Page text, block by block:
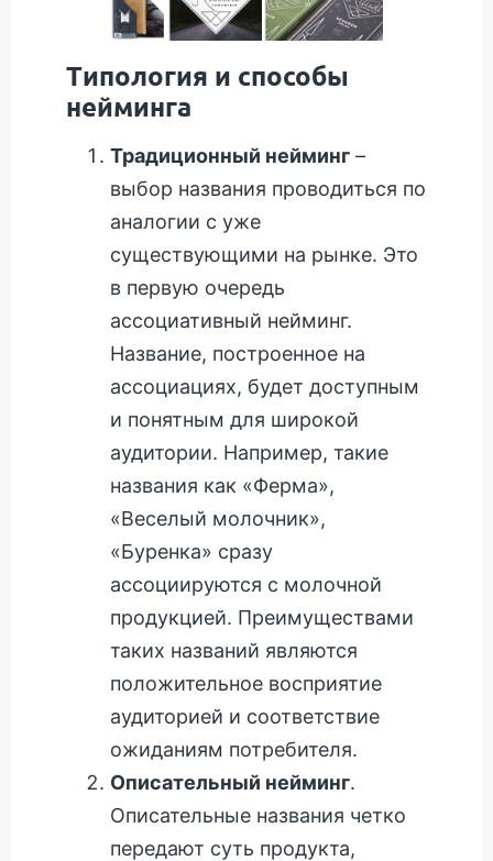
Типология и способы
нейминга
Традиционный нейминг –
выбор названия проводиться по
аналогии с уже
существующими на рынке. Это
в первую очередь
ассоциативный нейминг.
Название, построенное на
ассоциациях, будет доступным
и понятным для широкой
аудитории. Например, такие
названия как «Ферма»,
«Веселый молочник»,
«Буренка» сразу
ассоциируются с молочной
продукцией. Преимуществами
таких названий являются
положительное восприятие
аудиторией и соответствие
ожиданиям потребителя.
Описательный нейминг.
Описательные названия четко
передают суть продукта,